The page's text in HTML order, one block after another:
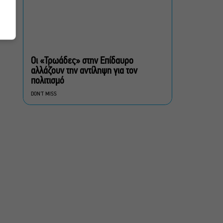
Χριστίνας Κυριαζίδη στο
Δημοτικό Θέατρο Πειραιά
Σπηλιόπουλου στην
Οι «Τρωάδες» στην Επίδαυρο
αλλάζουν την αντίληψη για τον
πολιτισμό
DON'T MISS